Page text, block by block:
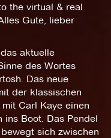
the virtual & real
Gute, lieber
aktuelle
des Wortes
Das neue
der klassischen
Carl Kaye einen
ins Boot. Das Pendel
sich zwischen